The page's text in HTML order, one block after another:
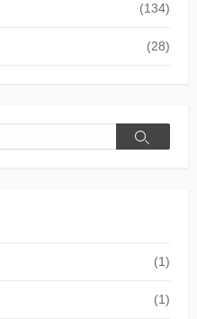
(134)
(28)
検
(1)
(1)